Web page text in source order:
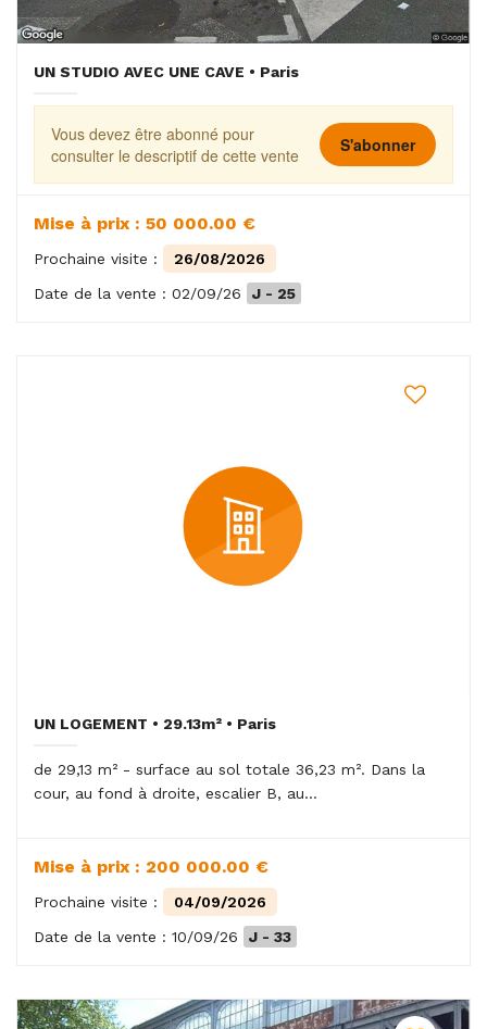
UN STUDIO AVEC UNE CAVE • Paris
Vous devez être abonné pour
consulter le descriptif de cette vente
S'abonner
Mise à prix : 50 000.00 €
Prochaine visite :
26/08/2026
Date de la vente : 02/09/26
J - 25
UN LOGEMENT • 29.13m² • Paris
de 29,13 m² - surface au sol totale 36,23 m². Dans la
cour, au fond à droite, escalier B, au...
Mise à prix : 200 000.00 €
Prochaine visite :
04/09/2026
Date de la vente : 10/09/26
J - 33